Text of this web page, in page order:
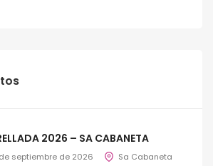
2026 – SA CABANETA
septiembre de 2026 Sa Cabaneta